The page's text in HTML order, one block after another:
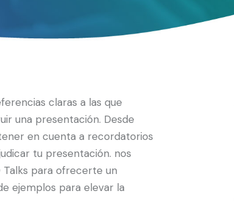
claras a las que
una presentación. Desde
en cuenta a recordatorios
tu presentación. nos
Talks para ofrecerte un
ejemplos para elevar la